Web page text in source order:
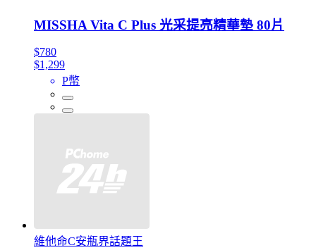
MISSHA Vita C Plus 光采提亮精華墊 80片
$780
$1,299
P幣
維他命C安瓶界話題王